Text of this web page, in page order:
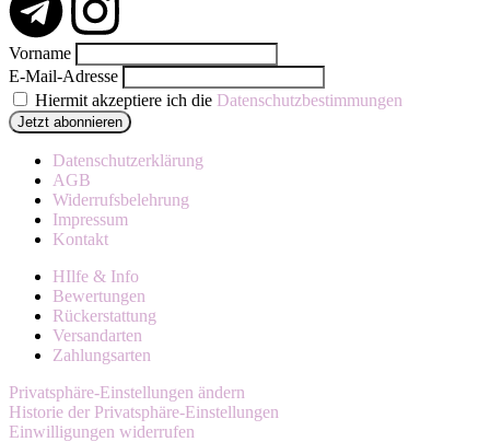
Vorname
E-Mail-Adresse
Hiermit akzeptiere ich die Datenschutzbestimmungen
Datenschutzerklärung
AGB
Widerrufsbelehrung
Impressum
Kontakt
HIlfe & Info
Bewertungen
Rückerstattung
Versandarten
Zahlungsarten
Privatsphäre-Einstellungen ändern
Historie der Privatsphäre-Einstellungen
Einwilligungen widerrufen